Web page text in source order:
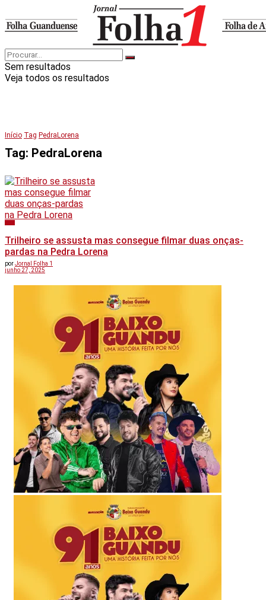
Sem resultados
Veja todos os resultados
Início Tag PedraLorena
Tag: PedraLorena
Trilheiro se assusta mas consegue filmar duas onças-
pardas na Pedra Lorena
porJornal Folha 1
junho 27, 2025